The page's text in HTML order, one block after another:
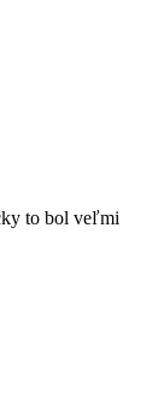
to bol veľmi